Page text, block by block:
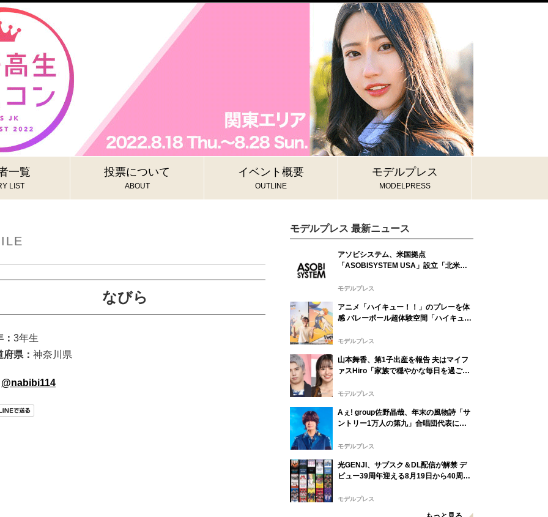
一覧
LIST
投票について
ABOUT
イベント概要
OUTLINE
モデルプレス
MODELPRESS
なびら
3年生
府県： 神奈川県
@nabibi114
モデルプレス 最新ニュース
アソビシステム、米国拠点
「ASOBISYSTEM USA」設立「北米で
モデルプレス
アニメ「ハイキュー！！」のプレーを体
感 バレーボール超体験空間「ハイキュ
現場潜入
モデルプレス
山本舞香、第1子出産を報告 夫はマイフ
ァスHiro「家族で穏やかな毎日を過ごし
モデルプレス
Aぇ! group佐野晶哉、年末の風物詩「サ
ントリー1万人の第九」合唱団代表に就
モデルプレス
光GENJI、サブスク＆DL配信が解禁 デ
ビュー39周年迎える8月19日から40周年
次配信予定
モデルプレス